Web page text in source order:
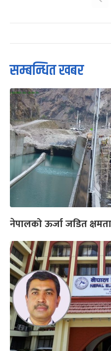
सम्बन्धित खबर
नेपालको ऊर्जा जडित